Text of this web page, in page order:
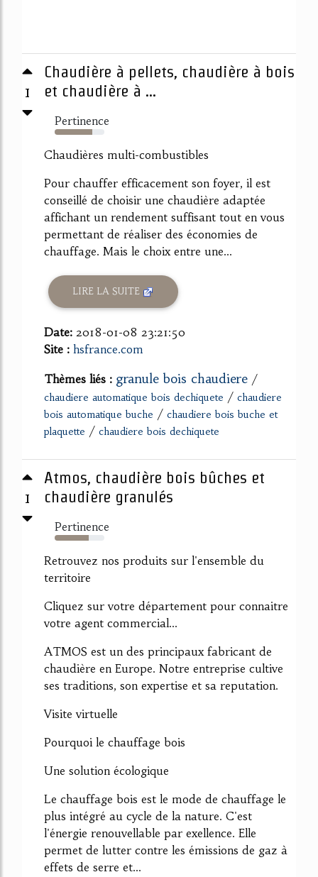
1
Chaudière à pellets, chaudière à bois
et chaudière à ...
Pertinence
75%
Chaudières multi-combustibles
Pour chauffer efficacement son foyer, il est
conseillé de choisir une chaudière adaptée
affichant un rendement suffisant tout en vous
permettant de réaliser des économies de
chauffage. Mais le choix entre une...
LIRE LA SUITE
Date: 2018-01-08 23:21:50
Site : hsfrance.com
Thèmes liés : granule bois chaudiere /
chaudiere automatique bois dechiquete / chaudiere
bois automatique buche / chaudiere bois buche et
plaquette / chaudiere bois dechiquete
1
Atmos, chaudière bois bûches et
chaudière granulés
Pertinence
69%
Retrouvez nos produits sur l'ensemble du
territoire
Cliquez sur votre département pour connaitre
votre agent commercial...
ATMOS est un des principaux fabricant de
chaudière en Europe. Notre entreprise cultive
ses traditions, son expertise et sa reputation.
Visite virtuelle
Pourquoi le chauffage bois
Une solution écologique
Le chauffage bois est le mode de chauffage le
plus intégré au cycle de la nature. C'est
l'énergie renouvellable par exellence. Elle
permet de lutter contre les émissions de gaz à
effets de serre et...